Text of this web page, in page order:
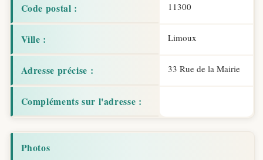
Code postal : 11300
Ville : Limoux
Adresse précise : 33 Rue de la Mairie
Compléments sur l'adresse :
Photos